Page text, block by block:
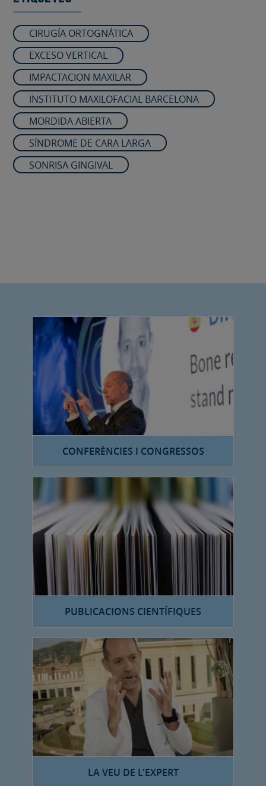
CIRUGÍA ORTOGNÁTICA
EXCESO VERTICAL
IMPACTACION MAXILAR
INSTITUTO MAXILOFACIAL BARCELONA
MORDIDA ABIERTA
SÍNDROME DE CARA LARGA
SONRISA GINGIVAL
CONFERÈNCIES I CONGRESSOS
PUBLICACIONS CIENTÍFIQUES
LA VEU DE L'EXPERT